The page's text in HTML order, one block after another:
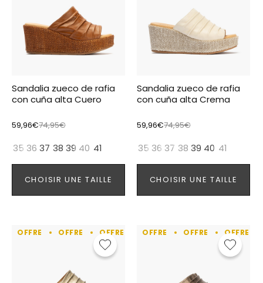
35 36 37 38 39 40 41
CHOISIR UNE TAILLE
Sandalia zueco de rafia
con cuña alta Cuero
59,96€74,95€
35 36 37 38 39 40 41
CHOISIR UNE TAILLE
Sandalia zueco de rafia
con cuña alta Crema
59,96€74,95€
OFFRE OFFRE OFFRE OFFRE OFFRE OFFRE
OFFRE OFFRE OFFRE